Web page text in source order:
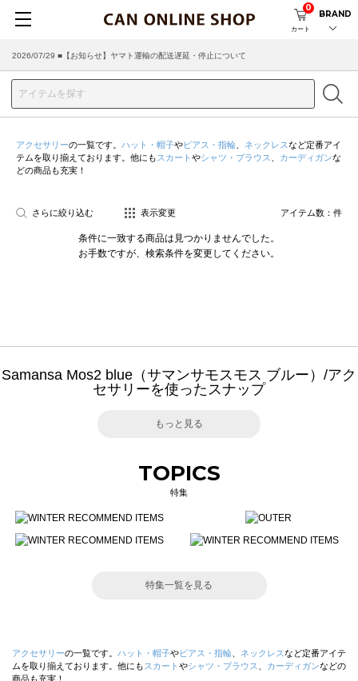
カート
0
BRAND
2026/07/29 ■【お知らせ】ヤマト運輸の配送遅延・停止について
アクセサリーの一覧です。 ハット・帽子やピアス・指輪 ネックレスなど定番アイ
テムを取り揃えております。他にも スカート やシャツ・ブラウス カーディガンな
どの商品も充実！
さらに絞り込む 表示変更 アイテム数： 件
条件に一致する商品は見つかりませんでした。
お手数ですが、検索条件を変更してください。
Samansa Mos2 blue（サマンサモスモス ブルー）/アク
セサリーを使ったスナップ
もっと見る
TOPICS
特集
特集一覧を見る
アクセサリーの一覧です。 ハット・帽子やピアス・指輪 ネックレスなど定番アイテ
ムを取り揃えております。他にも スカート やシャツ・ブラウス カーディガンなどの
商品も充実！